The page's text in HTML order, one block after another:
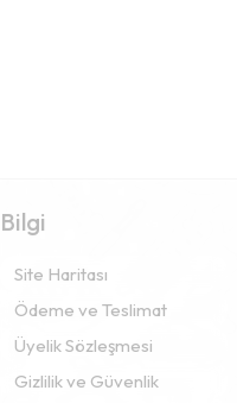
Bilgi
Site Haritası
Ödeme ve Teslimat
Üyelik Sözleşmesi
Gizlilik ve Güvenlik